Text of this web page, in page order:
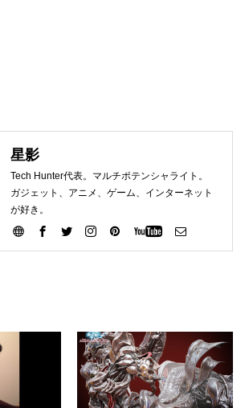
星影
Tech Hunter代表。マルチポテンシャライト。
ガジェット、アニメ、ゲーム、インターネット
が好き。